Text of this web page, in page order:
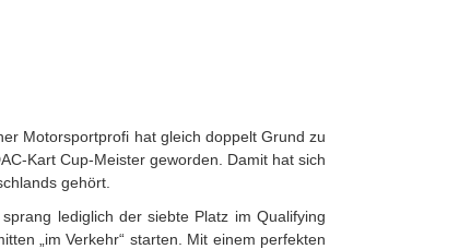
Motorsportprofi hat gleich doppelt Grund zu
Kart Cup-Meister geworden. Damit hat sich
gehört.
lediglich der siebte Platz im Qualifying
„im Verkehr“ starten. Mit einem perfekten